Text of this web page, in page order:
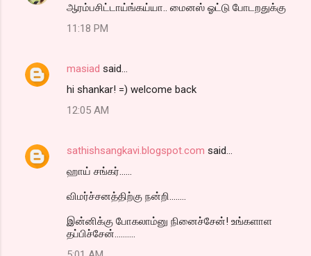
ஆரம்பசிட்டாய்ங்கய்யா.. மைனஸ் ஓட்டு போடறதுக்கு
11:18 PM
masiad said…
hi shankar! =) welcome back
12:05 AM
sathishsangkavi.blogspot.com said…
ஹாய் சங்கர்......
விமர்ச்சனத்திற்கு நன்றி........
இன்னிக்கு போகலாம்னு நினைச்சேன்! உங்களாள
தப்பிச்சேன்..........